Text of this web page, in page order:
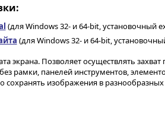
(для Windows 32- и 64-bit, установочный
(для Windows 32- и 64-bit,
экрана. Позволяет осуществлять захват
рамки, панелей инструментов,
изображения в